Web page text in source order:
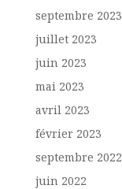
septembre 2023
juillet 2023
juin 2023
mai 2023
avril 2023
février 2023
septembre 2022
juin 2022